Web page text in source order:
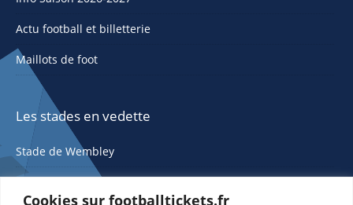
Cookies sur footballtickets.fr
Actu football et billetterie
Maillots de foot
Les stades en vedette
Stade de Wembley